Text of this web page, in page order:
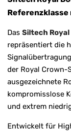
Das Siltech
repräsentiert die
der Royal Crown-
ausgezeichnete
kompromisslose
und extrem
Entwickelt für